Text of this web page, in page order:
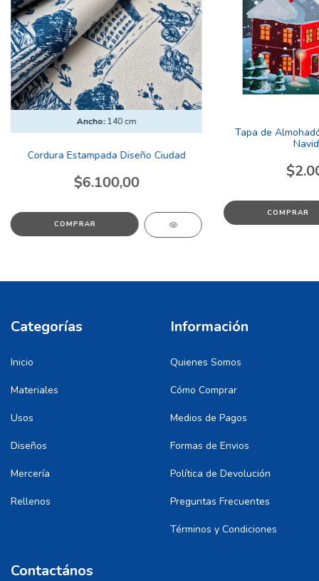
Ancho:140 cm
Cordura Estampada Diseño Ciudad
$6.100,00
Tapa de
Categorías
Inicio
Materiales
Usos
Diseños
Mercería
Rellenos
Información
Quienes Somos
Cómo Comprar
Medios de Pagos
Formas de Envios
Política de Devolución
Preguntas Frecuentes
Términos y Condiciones
Contactános